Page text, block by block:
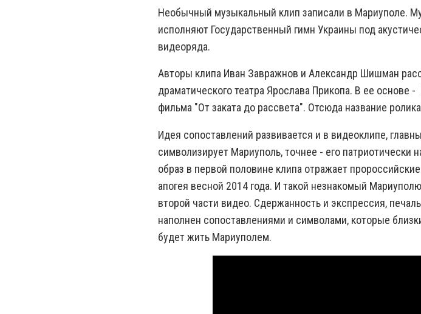
Необычный музыкальный клип записали в Мариуполе.
исполняют Государственный гимн Украины под
видеоряда.
Авторы клипа Иван Завражнов и Александр Шишман
драматического театра Ярослава Прикопа. В ее основе
фильма "От заката до рассвета". Отсюда название
Идея сопоставлений развивается и в видеоклипе,
символизирует Мариуполь, точнее - его патриотически
образ в первой половине клипа отражает
апогея весной 2014 года. И такой незнакомый
второй части видео. Сдержанность и экспрессия,
наполнен сопоставлениями и символами, которые
будет жить Мариуполем.